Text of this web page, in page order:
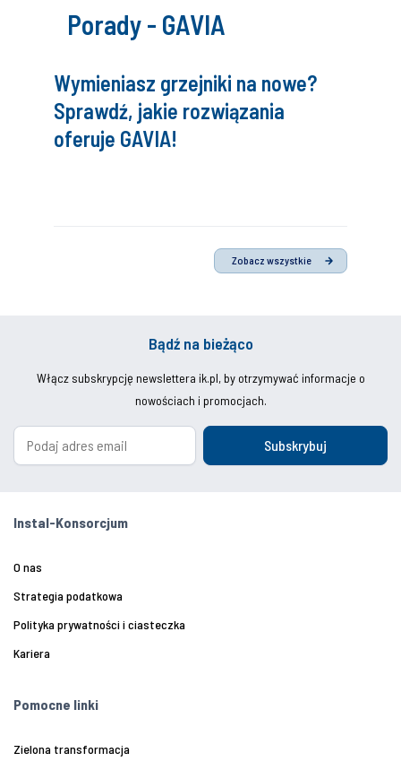
Porady - GAVIA
Wymieniasz grzejniki na nowe?
Sprawdź, jakie rozwiązania
oferuje GAVIA!
Zobacz wszystkie
Bądź na bieżąco
Włącz subskrypcję newslettera ik.pl, by otrzymywać informacje o
nowościach i promocjach.
Subskrybuj
Instal-Konsorcjum
O nas
Strategia podatkowa
Polityka prywatności i ciasteczka
Kariera
Pomocne linki
Zielona transformacja